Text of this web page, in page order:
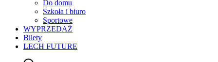
Do domu
Szkoła i biuro
Sportowe
WYPRZEDAŻ
Bilety
LECH FUTURE